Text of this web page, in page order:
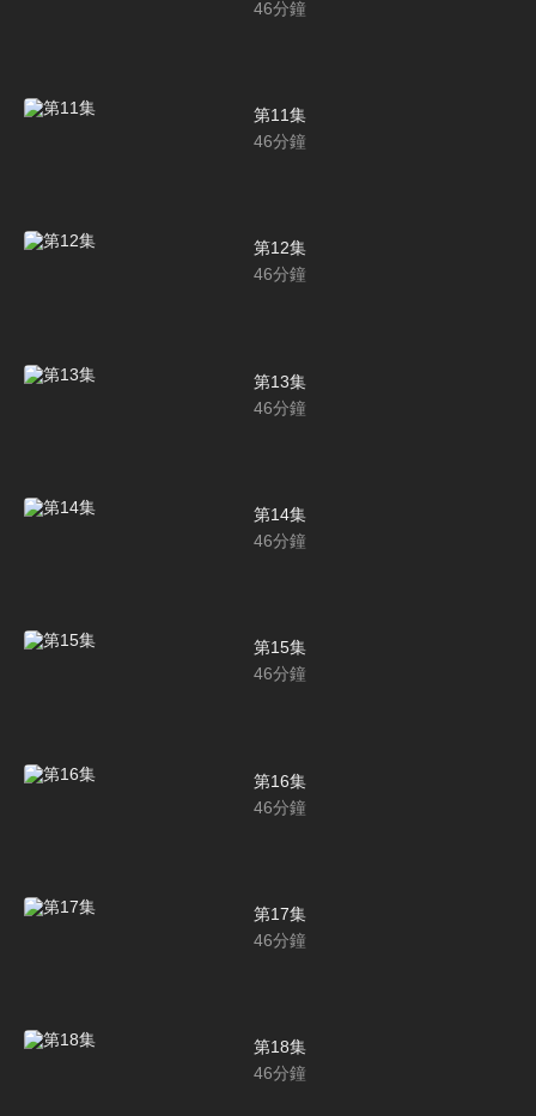
46分鐘
第11集
46分鐘
第12集
46分鐘
第13集
46分鐘
第14集
46分鐘
第15集
46分鐘
第16集
46分鐘
第17集
46分鐘
第18集
46分鐘